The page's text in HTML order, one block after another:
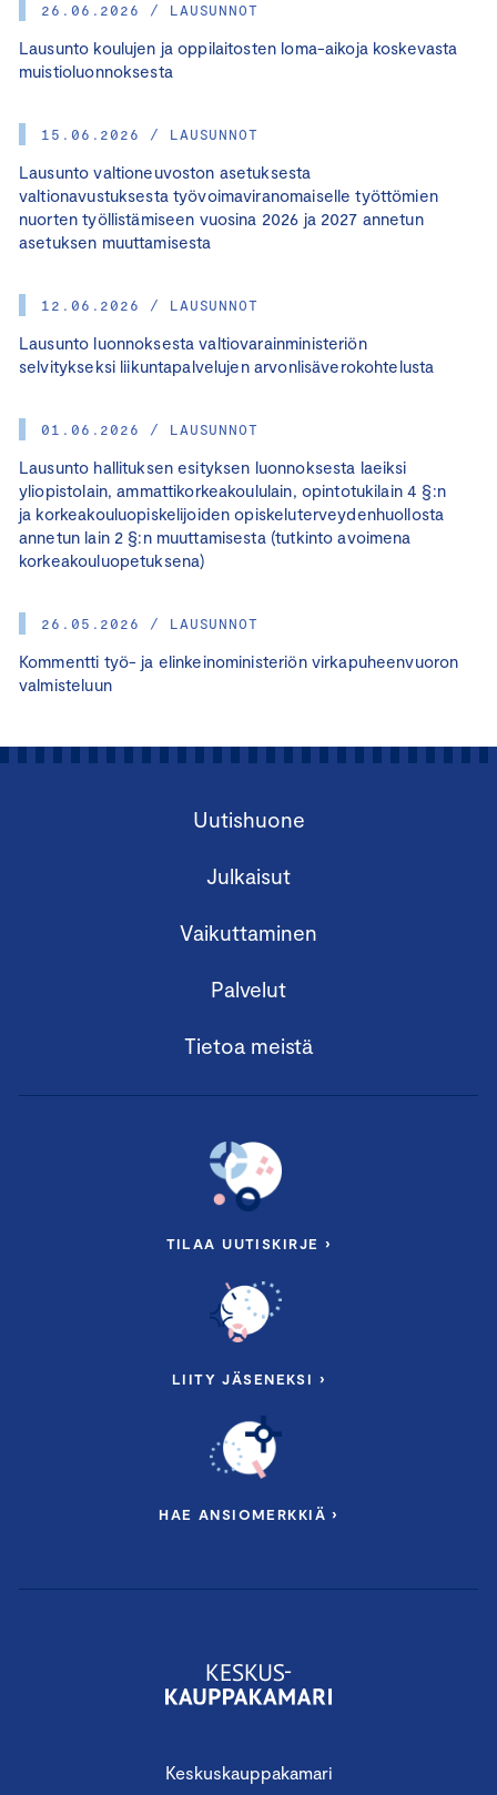
26.06.2026 / LAUSUNNOT
Lausunto koulujen ja oppilaitosten loma-aikoja koskevasta
muistioluonnoksesta
15.06.2026 / LAUSUNNOT
Lausunto valtioneuvoston asetuksesta
valtionavustuksesta työvoimaviranomaiselle työttömien
nuorten työllistämiseen vuosina 2026 ja 2027 annetun
asetuksen muuttamisesta
12.06.2026 / LAUSUNNOT
Lausunto luonnoksesta valtiovarainministeriön
selvitykseksi liikuntapalvelujen arvonlisäverokohtelusta
01.06.2026 / LAUSUNNOT
Lausunto hallituksen esityksen luonnoksesta laeiksi
yliopistolain, ammattikorkeakoululain, opintotukilain 4 §:n
ja korkeakouluopiskelijoiden opiskeluterveydenhuollosta
annetun lain 2 §:n muuttamisesta (tutkinto avoimena
korkeakouluopetuksena)
26.05.2026 / LAUSUNNOT
Kommentti työ- ja elinkeinoministeriön virkapuheenvuoron
valmisteluun
Keskuskauppakamari
Uutishuone
Julkaisut
Vaikuttaminen
Palvelut
Tietoa meistä
TILAA UUTISKIRJE ›
LIITY JÄSENEKSI ›
HAE ANSIOMERKKIÄ ›